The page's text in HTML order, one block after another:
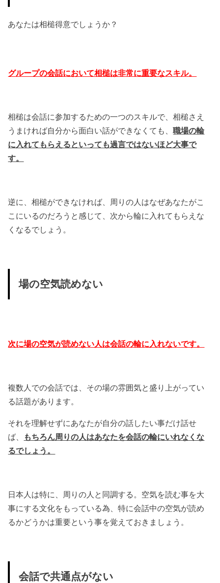
あなたは相槌得意でしょうか？
グループの会話において相槌は非常に重要なスキル。
相槌は会話に参加するための一つのスキルで、相槌さえ
うまければ自分から面白い話ができなくても、職場の輪
に入れてもらえるといっても過言ではないほど大事で
す。
逆に、相槌ができなければ、周りの人はなぜあなたがこ
こにいるのだろうと感じて、次から輪に入れてもらえな
くなるでしょう。
場の空気読めない
次に場の空気が読めない人は会話の輪に入れないです。
複数人での会話では、その場の雰囲気と盛り上がってい
る話題があります。
それを理解せずにあなたが自分の話したい事だけ話せ
ば、
もちろん周りの人はあなたを会話の輪にいれなくな
るでしょう。
日本人は特に、周りの人と同調する。空気を読む事を大
事にする文化をもっている為、特に会話中の空気が読め
るかどうかは重要という事を覚えておきましょう。
会話で共通点がない